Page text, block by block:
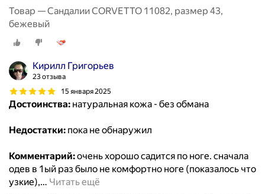
Товар — Сандалии CORVETTO 11082, размер 43,
бежевый
Кирилл Григорьев
23 отзыва
15 января 2025
Достоинства: натуральная кожа - без обмана
Недостатки: пока не обнаружил
Комментарий:очень хорошо садится по ноге. сначала
одев в 1ый раз было не комфортно ноге (показалось что
узкие),… Читать ещё